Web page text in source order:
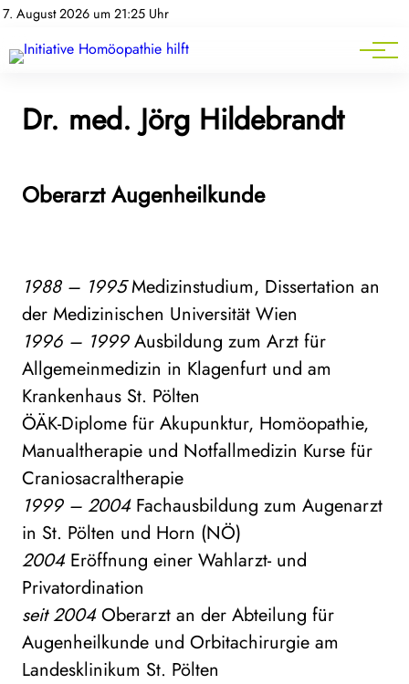
7. August 2026 um 21:25 Uhr
Homöopathie-News
Service
Dr. med. Jörg Hildebrandt
Oberarzt Augenheilkunde
1988 – 1995Medizinstudium, Dissertation an
der Medizinischen Universität Wien
1996 – 1999Ausbildung zum Arzt für
Allgemeinmedizin in Klagenfurt und am
Krankenhaus St. Pölten
ÖÄK-Diplome für Akupunktur, Homöopathie,
Manualtherapie und Notfallmedizin Kurse für
Craniosacraltherapie
1999 – 2004Fachausbildung zum Augenarzt
in St. Pölten und Horn (NÖ)
2004Eröffnung einer Wahlarzt- und
Privatordination
seit 2004Oberarzt an der Abteilung für
Augenheilkunde und Orbitachirurgie am
Landesklinikum St. Pölten